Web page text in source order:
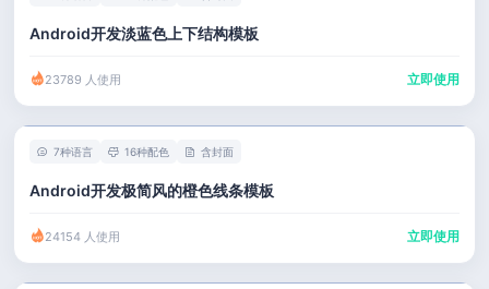
Android开发淡蓝色上下结构模板
23789 人使用 立即使用
7种语言 16种配色 含封面
Android开发极简风的橙色线条模板
24154 人使用 立即使用